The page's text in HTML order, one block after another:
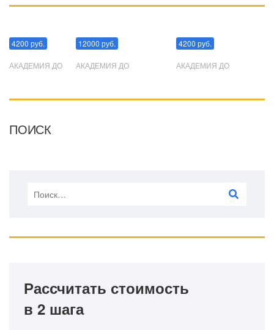
4200 руб.
АКАДЕМИЯ ДО
12000 руб.
АКАДЕМИЯ ДО
4200 руб.
АКАДЕМИЯ ДО
ПОИСК
Рассчитать стоимость
в 2 шага